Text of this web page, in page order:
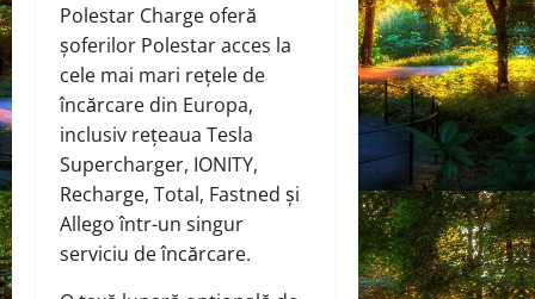
Polestar Charge oferă
șoferilor Polestar acces la
cele mai mari rețele de
încărcare din Europa,
inclusiv rețeaua Tesla
Supercharger, IONITY,
Recharge, Total, Fastned și
Allego într-un singur
serviciu de încărcare.